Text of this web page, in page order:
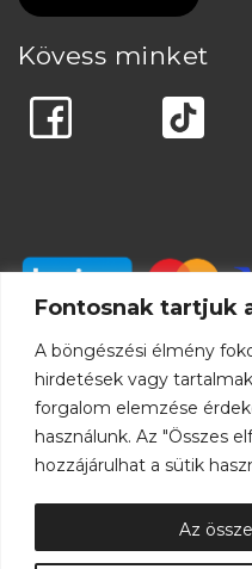
Fontosnak tartjuk
A böngészési élmény
hirdetések vagy
forgalom elemzése
használunk. Az "Összes
hozzájárulhat a sütik
Az
Kövess minket